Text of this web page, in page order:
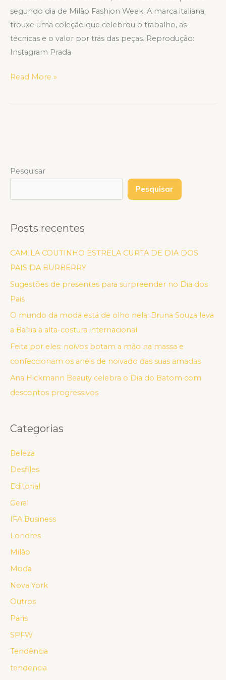
segundo dia de Milão Fashion Week. A marca italiana
trouxe uma coleção que celebrou o trabalho, as
técnicas e o valor por trás das peças. Reprodução:
Instagram Prada
Read More »
Pesquisar
Pesquisar
Posts recentes
CAMILA COUTINHO ESTRELA CURTA DE DIA DOS
PAIS DA BURBERRY
Sugestões de presentes para surpreender no Dia dos
Pais
O mundo da moda está de olho nela: Bruna Souza leva
a Bahia à alta-costura internacional
Feita por eles: noivos botam a mão na massa e
confeccionam os anéis de noivado das suas amadas
Ana Hickmann Beauty celebra o Dia do Batom com
descontos progressivos
Categorias
Beleza
Desfiles
Editorial
Geral
IFA Business
Londres
Milão
Moda
Nova York
Outros
Paris
SPFW
Tendência
tendencia